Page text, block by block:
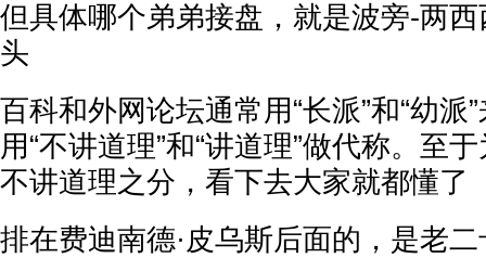
但具体哪个弟弟接盘，就是波旁-两
头
百科和外网论坛通常用“长派”和“幼派
用“不讲道理”和“讲道理”做代称。至
不讲道理之分，看下去大家就都懂了
排在费迪南德·皮乌斯后面的，是老